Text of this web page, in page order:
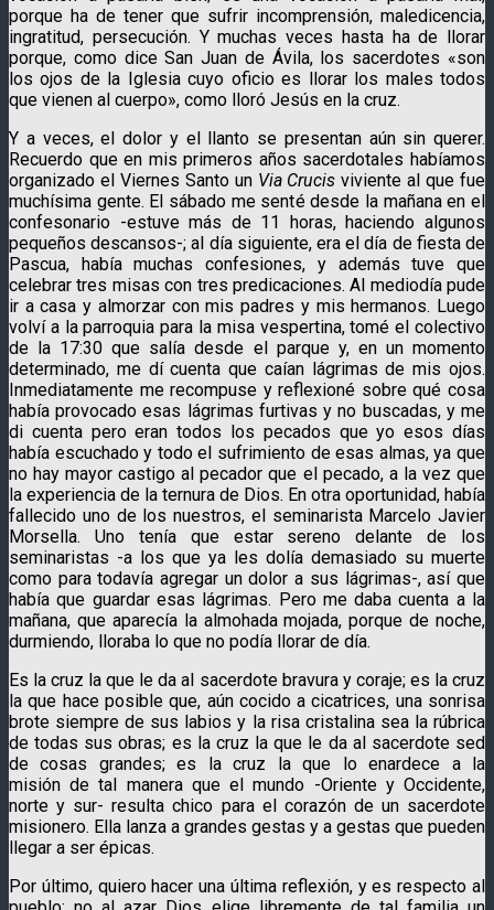
porque ha de tener que sufrir incomprensión, maledicencia,
ingratitud, persecución. Y muchas veces hasta ha de llorar
porque, como dice San Juan de Ávila, los sacerdotes «son
los ojos de la Iglesia cuyo oficio es llorar los males todos
que vienen al cuerpo», como lloró Jesús en la cruz.
Y a veces, el dolor y el llanto se presentan aún sin querer.
Recuerdo que en mis primeros años sacerdotales habíamos
organizado el Viernes Santo un Via Crucis viviente al que fue
muchísima gente. El sábado me senté desde la mañana en el
confesonario -estuve más de 11 horas, haciendo algunos
pequeños descansos-; al día siguiente, era el día de fiesta de
Pascua, había muchas confesiones, y además tuve que
celebrar tres misas con tres predicaciones. Al mediodía pude
ir a casa y almorzar con mis padres y mis hermanos. Luego
volví a la parroquia para la misa vespertina, tomé el colectivo
de la 17:30 que salía desde el parque y, en un momento
determinado, me dí cuenta que caían lágrimas de mis ojos.
Inmediatamente me recompuse y reflexioné sobre qué cosa
había provocado esas lágrimas furtivas y no buscadas, y me
di cuenta pero eran todos los pecados que yo esos días
había escuchado y todo el sufrimiento de esas almas, ya que
no hay mayor castigo al pecador que el pecado, a la vez que
la experiencia de la ternura de Dios. En otra oportunidad, había
fallecido uno de los nuestros, el seminarista Marcelo Javier
Morsella. Uno tenía que estar sereno delante de los
seminaristas -a los que ya les dolía demasiado su muerte
como para todavía agregar un dolor a sus lágrimas-, así que
había que guardar esas lágrimas. Pero me daba cuenta a la
mañana, que aparecía la almohada mojada, porque de noche,
durmiendo, lloraba lo que no podía llorar de día.
Es la cruz la que le da al sacerdote bravura y coraje; es la cruz
la que hace posible que, aún cocido a cicatrices, una sonrisa
brote siempre de sus labios y la risa cristalina sea la rúbrica
de todas sus obras; es la cruz la que le da al sacerdote sed
de cosas grandes; es la cruz la que lo enardece a la
misión de tal manera que el mundo -Oriente y Occidente,
norte y sur- resulta chico para el corazón de un sacerdote
misionero. Ella lanza a grandes gestas y a gestas que pueden
llegar a ser épicas.
Por último, quiero hacer una última reflexión, y es respecto al